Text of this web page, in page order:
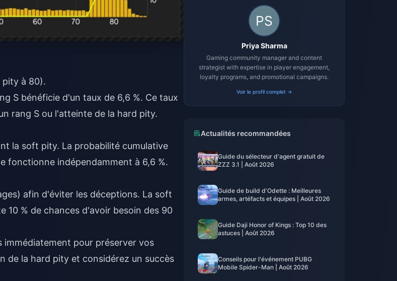
pity à 80).
S bénéficie d'un taux de 6,6 %. Ce taux
rang S ou l'atteinte de la hard pity.
la soft pity. La probabilité cumulative
fonctionne indépendamment à 6,6 %.
afin d'éviter les déceptions. La soft
10 % de chances d'avoir besoin des 90
immédiatement pour préserver vos
de la hard pity et considérez un succès
Priya Sharma
Gaming community manager and content
strategist with expertise in player engagement,
loyalty programs, and promotional campaigns.
Voir le profil complet →
Actualités recommandées
Guide du sélecteur d'agent gratuit de
ZZZ 3.1 | Août 2026
Guide de build d'Odette : Meilleures
armes, artéfacts et équipes | Août 2026
Guide Daji Honor of Kings : Top 10 des
astuces | Août 2026
Conseils pour l'événement PUBG
Mobile Spider-Man | Août 2026